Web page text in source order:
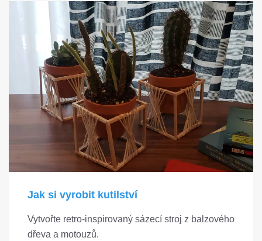
Jak si vyrobit kutilství
Vytvořte retro-inspirovaný sázecí stroj z balzového
dřeva a motouzů.